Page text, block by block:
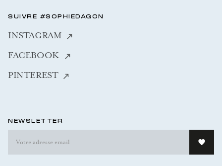
SUIVRE #SOPHIEDAGON
INSTAGRAM
FACEBOOK
PINTEREST
NEWSLETTER